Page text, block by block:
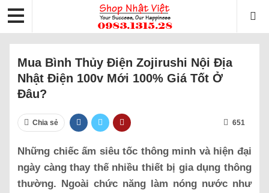
Mua Bình Thủy Điện Zojirushi Nội Địa
Nhật Điện 100v Mới 100% Giá Tốt Ở
Đâu?
Chia sẻ 651
Những chiếc ấm siêu tốc thông minh và hiện đại
ngày càng thay thế nhiều thiết bị gia dụng thông
thường. Ngoài chức năng làm nóng nước như